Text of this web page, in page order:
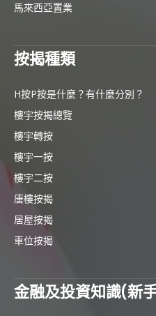
馬來西亞置業
按揭種類
H按P按是什麼？有什麼分別？
樓宇按揭總覽
樓宇轉按
樓宇一按
樓宇二按
唐樓按揭
居屋按揭
車位按揭
金融及投資知識(新